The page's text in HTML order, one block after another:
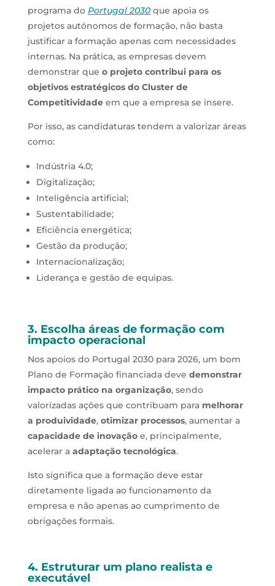
programa do Portugal 2030que apoia os
projetos autónomos de formação, não basta
justificar a formação apenas com necessidades
internas. Na prática, as empresas devem
demonstrar que o projeto contribui para os
objetivos estratégicos do Cluster de
Competitividadeem que a empresa se insere.
Por isso, as candidaturas tendem a valorizar áreas
como:
Indústria 4.0;
Digitalização;
Inteligência artificial;
Sustentabilidade;
Eficiência energética;
Gestão da produção;
Internacionalização;
Liderança e gestão de equipas.
3. Escolha áreas de formação com
impacto operacional
Nos apoios do Portugal 2030 para 2026, um bom
Plano de Formação financiada deve demonstrar
impacto prático na organização, sendo
valorizadas ações que contribuam para melhorar
a produividade, otimizar processos, aumentar a
capacidade de inovaçãoe, principalmente,
acelerar a adaptação tecnológica.
Isto significa que a formação deve estar
diretamente ligada ao funcionamento da
empresa e não apenas ao cumprimento de
obrigações formais.
4. Estruturar um plano realista e
executável